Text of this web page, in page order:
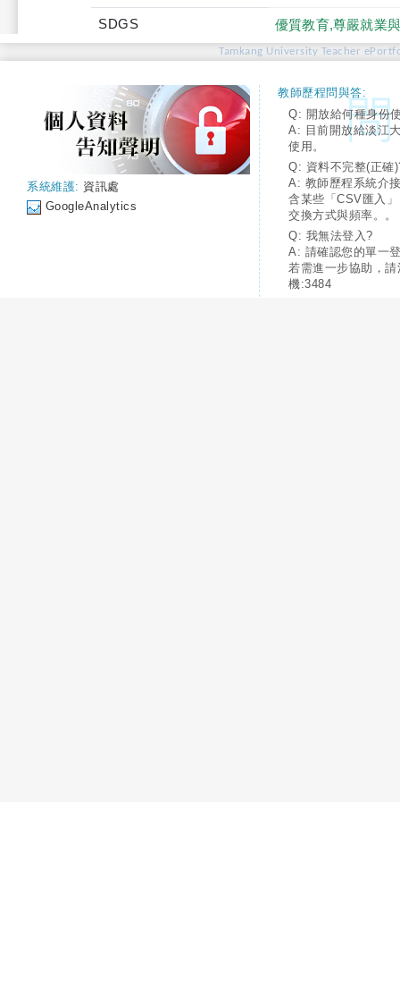
SDGS 優質教育,尊嚴就業
Tamkang University Teacher
系統維護: 資訊處
GoogleAnalytics
教師歷程問與答:
Q: 開放給何種身份
A: 目前開放給淡江
使用。
Q: 資料不完整(正確
A: 教師歷程系統介
含某些「CSV匯入
交換方式與頻率。。
Q: 我無法登入?
A: 請確認您的單一
若需進一步協助，
機:3484